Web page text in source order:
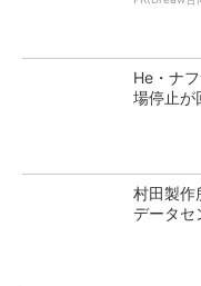
He・ナ
場停止が
村田製
データセ